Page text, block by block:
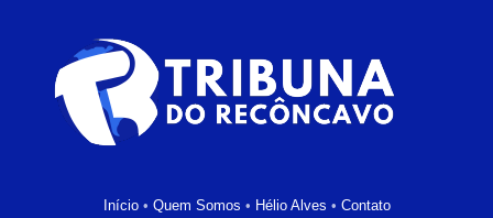
Início• Quem Somos • Hélio Alves • Contato